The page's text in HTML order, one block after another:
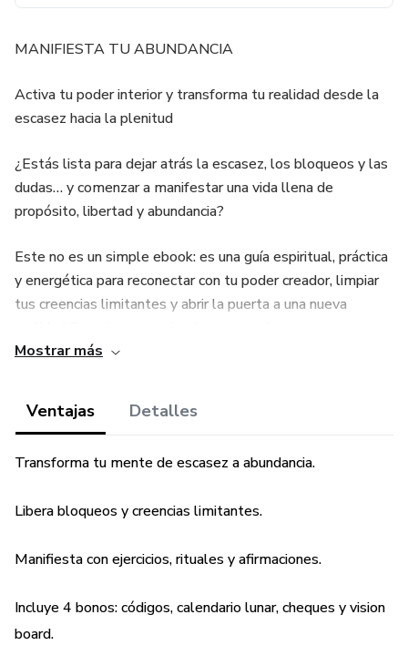
MANIFIESTA TU ABUNDANCIA
Activa tu poder interior y transforma tu realidad desde la
escasez hacia la plenitud
¿Estás lista para dejar atrás la escasez, los bloqueos y las
dudas… y comenzar a manifestar una vida llena de
propósito, libertad y abundancia?
Este no es un simple ebook: es una guía espiritual, práctica
y energética para reconectar con tu poder creador, limpiar
tus creencias limitantes y abrir la puerta a una nueva
✔️ Una historia real de transformación para inspirarte y
manifestación
✔️ Técnicas prácticas para reprogramar tu mente
✔️ Rituales, afirmaciones y ejercicios para elevar tu
Mostrar más
Ventajas Detalles
Transforma tu mente de escasez a abundancia.
Libera bloqueos y creencias limitantes.
Manifiesta con ejercicios, rituales y afirmaciones.
Incluye 4 bonos: códigos, calendario lunar, cheques y vision
board.